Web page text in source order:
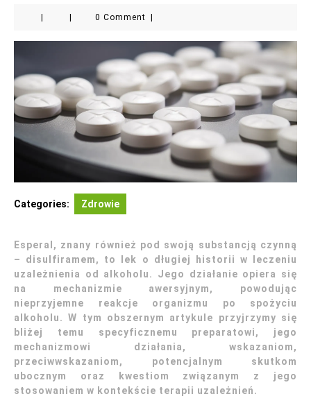
0 Comment
Categories: Zdrowie
Esperal, znany również pod swoją substancją czynną
– disulfiramem, to lek o długiej historii w leczeniu
uzależnienia od alkoholu. Jego działanie opiera się
na mechanizmie awersyjnym, powodując
nieprzyjemne reakcje organizmu po spożyciu
alkoholu. W tym obszernym artykule przyjrzymy się
bliżej temu specyficznemu preparatowi, jego
mechanizmowi działania, wskazaniom,
przeciwwskazaniom, potencjalnym skutkom
ubocznym oraz kwestiom związanym z jego
stosowaniem w kontekście terapii uzależnień.